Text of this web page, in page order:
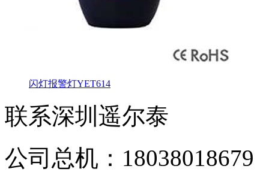
闪灯报警灯YET614
联系深圳遥尔泰
公司总机：18038018679